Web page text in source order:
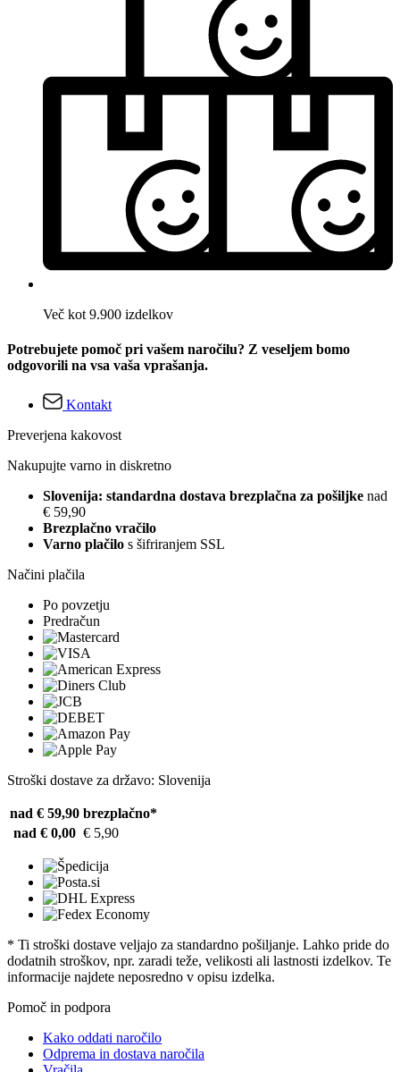
Več kot 9.900 izdelkov
Potrebujete pomoč pri vašem naročilu? Z veseljem bomo
odgovorili na vsa vaša vprašanja.
Kontakt
Preverjena kakovost
Nakupujte varno in diskretno
Slovenija: standardna dostava brezplačna za pošiljke nad
€ 59,90
Brezplačno vračilo
Varno plačilo s šifriranjem SSL
Načini plačila
Po povzetju
Predračun
Stroški dostave za državo: Slovenija
nad € 59,90 brezplačno*
nad € 0,00 € 5,90
* Ti stroški dostave veljajo za standardno pošiljanje. Lahko pride do
dodatnih stroškov, npr. zaradi teže, velikosti ali lastnosti izdelkov. Te
informacije najdete neposredno v opisu izdelka.
Pomoč in podpora
Kako oddati naročilo
Odprema in dostava naročila